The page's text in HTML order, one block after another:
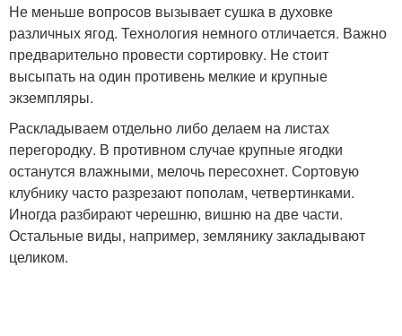
Не меньше вопросов вызывает сушка в духовке
различных ягод. Технология немного отличается. Важно
предварительно провести сортировку. Не стоит
высыпать на один противень мелкие и крупные
экземпляры.
Раскладываем отдельно либо делаем на листах
перегородку. В противном случае крупные ягодки
останутся влажными, мелочь пересохнет. Сортовую
клубнику часто разрезают пополам, четвертинками.
Иногда разбирают черешню, вишню на две части.
Остальные виды, например, землянику закладывают
целиком.